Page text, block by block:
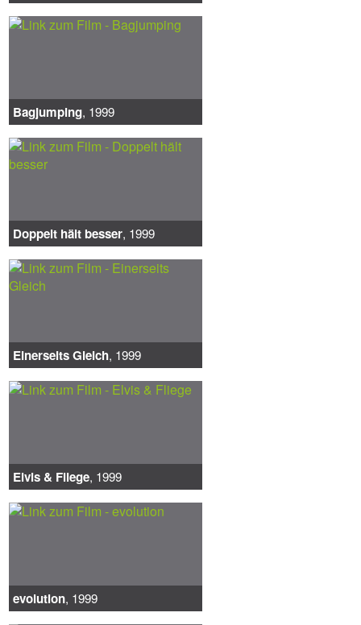
Bagjumping, 1999
Doppelt hält besser, 1999
Einerseits Gleich, 1999
Elvis & Fliege, 1999
evolution, 1999